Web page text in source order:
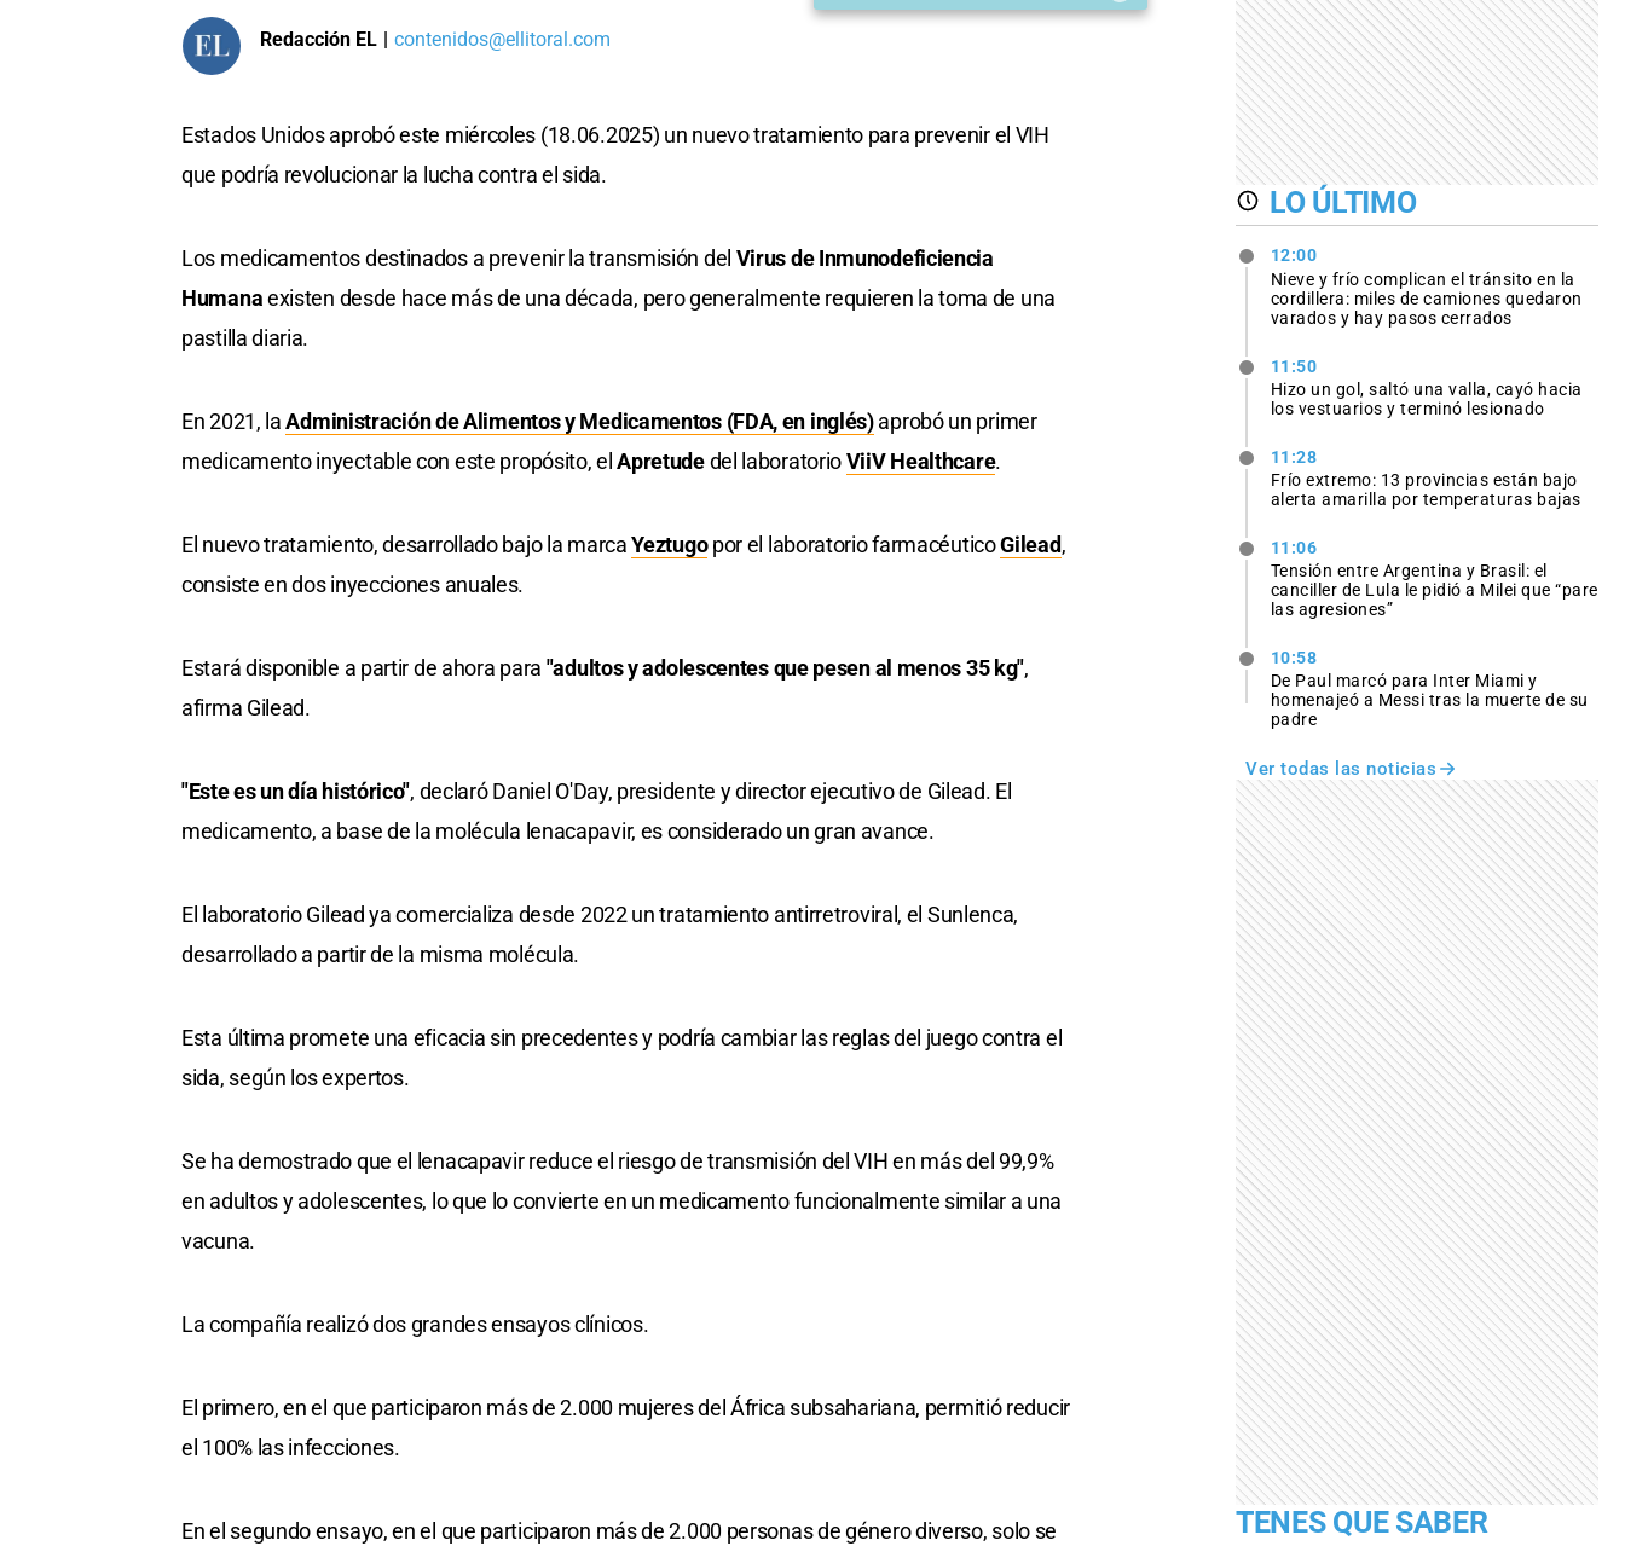
Redacción EL | contenidos@ellitoral.com
Estados Unidos aprobó este miércoles (18.06.2025) un nuevo tratamiento para prevenir el VIH
que podría revolucionar la lucha contra el sida.
Los medicamentos destinados a prevenir la transmisión del Virus de Inmunodeficiencia
Humanaexisten desde hace más de una década, pero generalmente requieren la toma de una
pastilla diaria.
En 2021, laAdministración de Alimentos y Medicamentos (FDA, en inglés)aprobó un primer
medicamento inyectable con este propósito, elApretudedel laboratorioViiV Healthcare.
El nuevo tratamiento, desarrollado bajo la marcaYeztugopor el laboratorio farmacéuticoGilead,
consiste en dos inyecciones anuales.
Estará disponible a partir de ahora para "adultos y adolescentes que pesen al menos 35 kg",
afirma Gilead.
"Este es un día histórico", declaró Daniel O'Day, presidente y director ejecutivo de Gilead. El
medicamento, a base de la molécula lenacapavir, es considerado un gran avance.
El laboratorio Gilead ya comercializa desde 2022 un tratamiento antirretroviral, el Sunlenca,
desarrollado a partir de la misma molécula.
Esta última promete una eficacia sin precedentes y podría cambiar las reglas del juego contra el
sida, según los expertos.
Se ha demostrado que el lenacapavir reduce el riesgo de transmisión del VIH en más del 99,9%
en adultos y adolescentes, lo que lo convierte en un medicamento funcionalmente similar a una
vacuna.
La compañía realizó dos grandes ensayos clínicos.
El primero, en el que participaron más de 2.000 mujeres del África subsahariana, permitió reducir
el 100% las infecciones.
En el segundo ensayo, en el que participaron más de 2.000 personas de género diverso, solo se
LO ÚLTIMO
12:00
Nieve y frío complican el tránsito en la
cordillera: miles de camiones quedaron
varados y hay pasos cerrados
11:50
Hizo un gol, saltó una valla, cayó hacia
los vestuarios y terminó lesionado
11:28
Frío extremo: 13 provincias están bajo
alerta amarilla por temperaturas bajas
11:06
Tensión entre Argentina y Brasil: el
canciller de Lula le pidió a Milei que “pare
las agresiones”
10:58
De Paul marcó para Inter Miami y
homenajeó a Messi tras la muerte de su
padre
Ver todas las noticias
TENES QUE SABER